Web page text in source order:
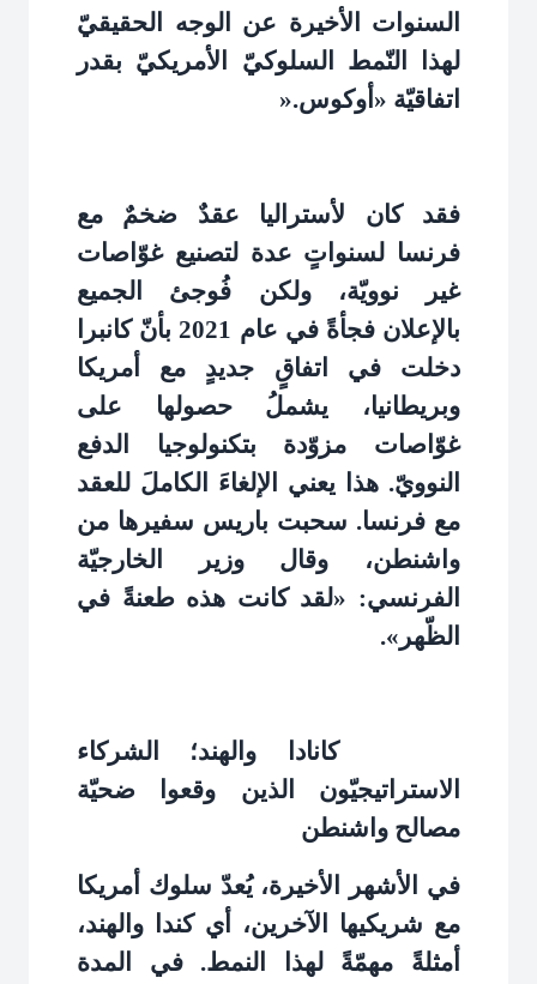
السنوات الأخيرة عن الوجه الحقيقيّ
لهذا النّمط السلوكيّ الأمريكيّ بقدر
اتفاقيّة «أوكوس».
فقد كان لأستراليا عقدٌ ضخمٌ مع
فرنسا لسنواتٍ عدة لتصنيع غوّاصات
غير نوويّة، ولكن فُوجئ الجميع
بالإعلان فجأةً في عام 2021 بأنّ كانبرا
دخلت في اتفاقٍ جديدٍ مع أمريكا
وبريطانيا، يشملُ حصولها على
غوّاصات مزوّدة بتكنولوجيا الدفع
النوويّ. هذا يعني الإلغاءَ الكاملَ للعقد
مع فرنسا. سحبت باريس سفيرها من
واشنطن، وقال وزير الخارجيّة
الفرنسي: «لقد كانت هذه طعنةً في
الظّهر».
كانادا والهند؛ الشركاء
الاستراتيجيّون الذين وقعوا ضحيّة
مصالح واشنطن
في الأشهر الأخيرة، يُعدّ سلوك أمريكا
مع شريكيها الآخرين، أي كندا والهند،
أمثلةً مهمّةً لهذا النمط. في المدة